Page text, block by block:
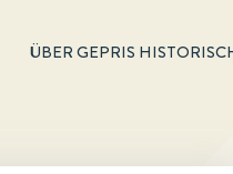
ÜBER GEPRIS